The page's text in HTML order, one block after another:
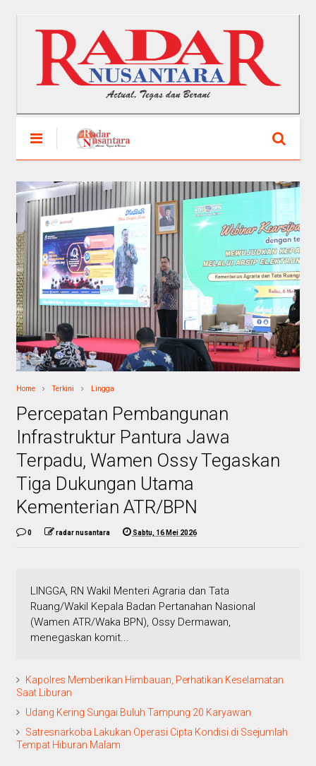
Home Terkini Lingga
Percepatan Pembangunan
Infrastruktur Pantura Jawa
Terpadu, Wamen Ossy Tegaskan
Tiga Dukungan Utama
Kementerian ATR/BPN
0 radar nusantara Sabtu, 16 Mei 2026
LINGGA, RN Wakil Menteri Agraria dan Tata
Ruang/Wakil Kepala Badan Pertanahan Nasional
(Wamen ATR/Waka BPN), Ossy Dermawan,
menegaskan komit...
Kapolres Memberikan Himbauan, Perhatikan Keselamatan
Saat Liburan
Udang Kering Sungai Buluh Tampung 20 Karyawan
Satresnarkoba Lakukan Operasi Cipta Kondisi di Ssejumlah
Tempat Hiburan Malam